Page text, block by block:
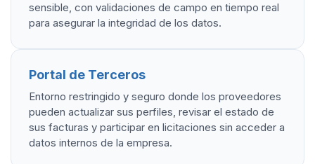
sensible, con validaciones de campo en tiempo real
para asegurar la integridad de los datos.
Portal de Terceros
Entorno restringido y seguro donde los proveedores
pueden actualizar sus perfiles, revisar el estado de
sus facturas y participar en licitaciones sin acceder a
datos internos de la empresa.